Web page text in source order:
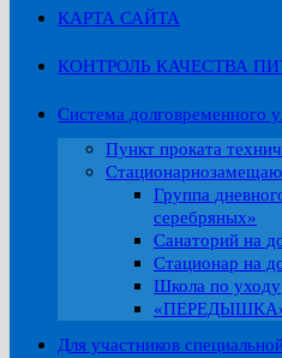
КАРТА САЙТА
КОНТРОЛЬ КАЧЕСТВА
Система долговременного
Пункт проката
Группа
серебряных»
Санаторий на
Стационар на
Школа по уходу
Для участников